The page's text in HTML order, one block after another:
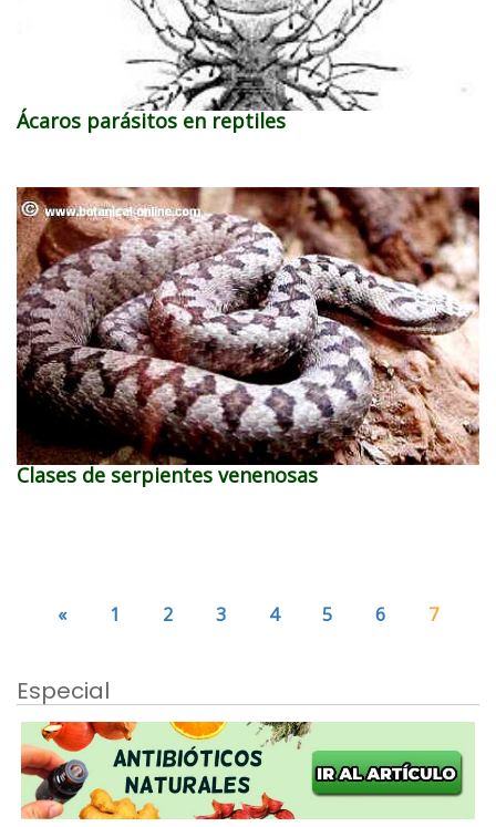
Ácaros parásitos en reptiles
Clases de serpientes venenosas
« 1 2 3 4 5 6 7
Especial